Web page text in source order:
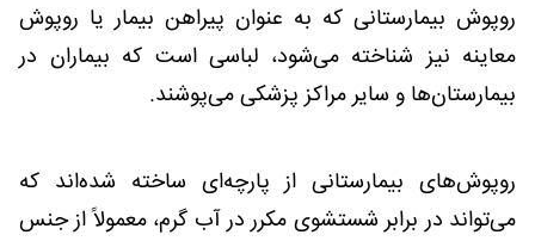
روپوش بیمارستانی که به عنوان پیراهن بیمار یا روپوش
معاینه نیز شناخته می‌شود، لباسی است که بیماران در
بیمارستان‌ها و سایر مراکز پزشکی می‌پوشند.
روپوش‌های بیمارستانی از پارچه‌ای ساخته شده‌اند که
می‌تواند در برابر شستشوی مکرر در آب گرم، معمولاً از جنس